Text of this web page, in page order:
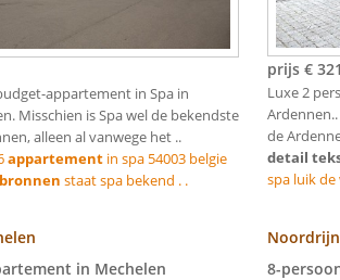
appartement in Spa in
Misschien is Spa wel de bekendste
alleen al vanwege het ..
appartement in spa 54003 belgie
staat spa bekend . .
prijs €
Luxe 2
de
detail
spa luik de
in Mechelen
8-